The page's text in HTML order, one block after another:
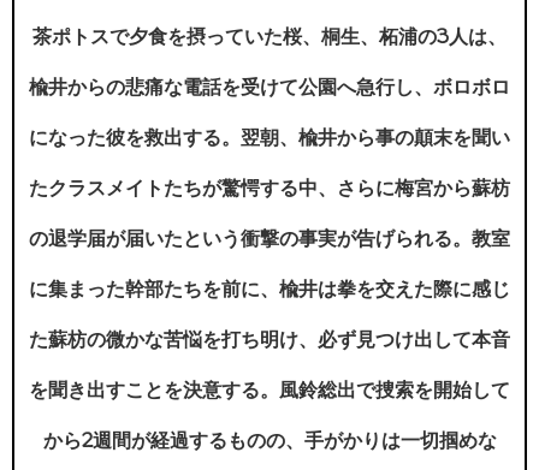
茶ポトスで夕食を摂っていた桜、桐生、柘浦の3人は、
楡井からの悲痛な電話を受けて公園へ急行し、ボロボロ
になった彼を救出する。翌朝、楡井から事の顛末を聞い
たクラスメイトたちが驚愕する中、さらに梅宮から蘇枋
の退学届が届いたという衝撃の事実が告げられる。教室
に集まった幹部たちを前に、楡井は拳を交えた際に感じ
た蘇枋の微かな苦悩を打ち明け、必ず見つけ出して本音
を聞き出すことを決意する。風鈴総出で捜索を開始して
から2週間が経過するものの、手がかりは一切掴めな